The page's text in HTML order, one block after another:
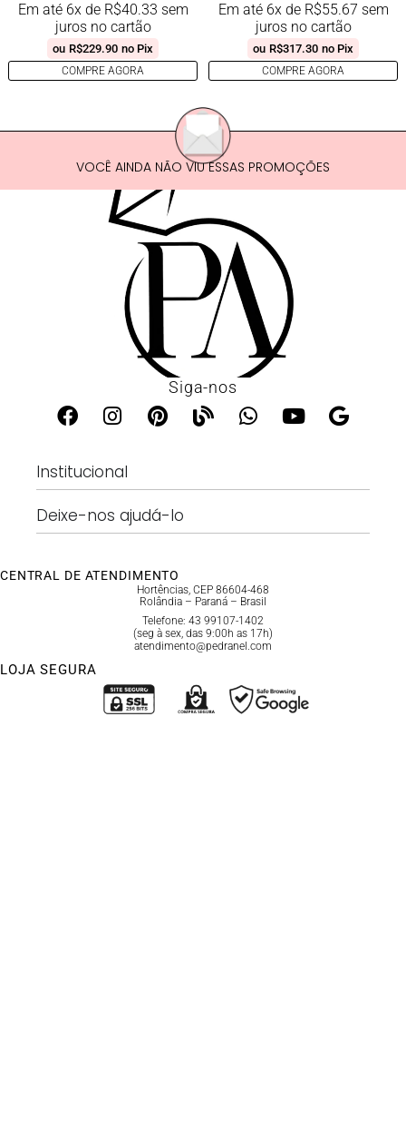
Em até 6x de R$40.33 sem
juros no cartão
ou R$229.90 no Pix
COMPRE AGORA
Em até 6x de R$55.67 sem
juros no cartão
ou R$317.30 no Pix
COMPRE AGORA
VOCÊ AINDA NÃO VIU ESSAS PROMOÇÕES
Siga-nos
Institucional
Deixe-nos ajudá-lo
CENTRAL DE ATENDIMENTO
Hortências, CEP 86604-468
Rolândia – Paraná – Brasil
Telefone: 43 99107-1402
(seg à sex, das 9:00h as 17h)
atendimento@pedranel.com
LOJA SEGURA